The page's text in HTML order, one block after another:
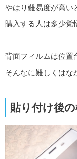
やはり難易度が高い
購入する人は多少覚
背面フィルムは位置
そんなに難しくはな
貼り付け後